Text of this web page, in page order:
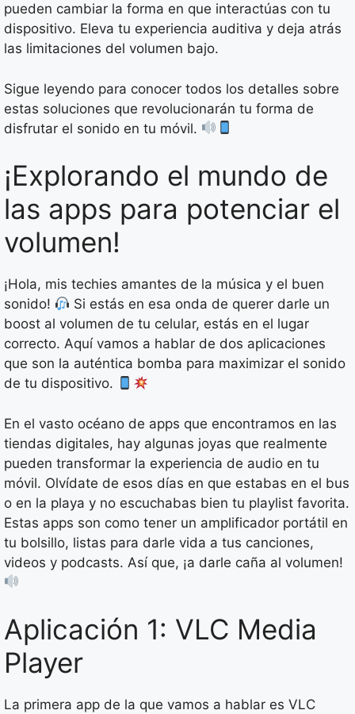
pueden cambiar la forma en que interactúas con tu
dispositivo. Eleva tu experiencia auditiva y deja atrás
las limitaciones del volumen bajo.
Sigue leyendo para conocer todos los detalles sobre
estas soluciones que revolucionarán tu forma de
disfrutar el sonido en tu móvil.
¡Explorando el mundo de
las apps para potenciar el
volumen!
¡Hola, mis techies amantes de la música y el buen
sonido!
Si estás en esa onda de querer darle un
boost al volumen de tu celular, estás en el lugar
correcto. Aquí vamos a hablar de dos aplicaciones
que son la auténtica bomba para maximizar el sonido
de tu dispositivo.
En el vasto océano de apps que encontramos en las
tiendas digitales, hay algunas joyas que realmente
pueden transformar la experiencia de audio en tu
móvil. Olvídate de esos días en que estabas en el bus
o en la playa y no escuchabas bien tu playlist favorita.
Estas apps son como tener un amplificador portátil en
tu bolsillo, listas para darle vida a tus canciones,
videos y podcasts. Así que, ¡a darle caña al volumen!
Aplicación 1: VLC Media
Player
La primera app de la que vamos a hablar es VLC